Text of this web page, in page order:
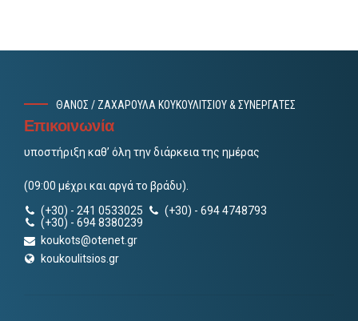
ΘΑΝΟΣ / ΖΑΧΑΡΟΥΛΑ ΚΟΥΚΟΥΛΙΤΣΙΟΥ & ΣΥΝΕΡΓΑΤΕΣ
Επικοινωνία
υποστήριξη καθ’ όλη την διάρκεια της ημέρας
(09:00 μέχρι και αργά το βράδυ).
(+30) - 241 0533025
(+30) - 694 4748793
(+30) - 694 8380239
koukots@otenet.gr
koukoulitsios.gr